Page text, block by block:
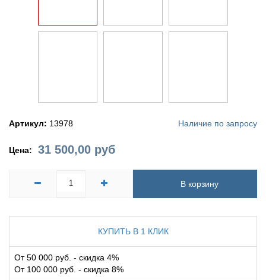
Артикул: 13978 Наличие по запросу
Цена: 31 500,00 руб
В корзину
КУПИТЬ В 1 КЛИК
От 50 000 руб. - скидка 4%
От 100 000 руб. - скидка 8%